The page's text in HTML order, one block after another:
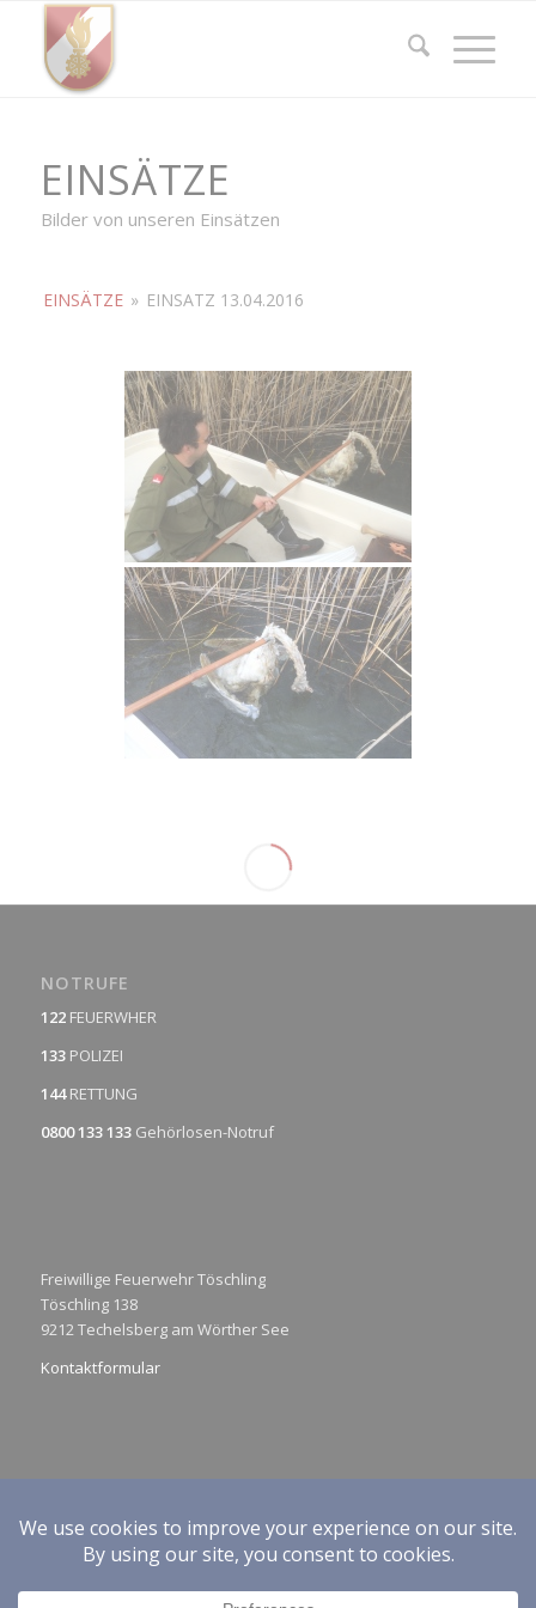
EINSÄTZE
Bilder von unseren Einsätzen
EINSÄTZE » EINSATZ 13.04.2016
NOTRUFE
122FEUERWHER
133POLIZEI
144RETTUNG
0800 133 133 Gehörlosen-Notruf
Freiwillige Feuerwehr Töschling
Töschling 138
9212 Techelsberg am Wörther See
Kontaktformular
Datenschutzerklärung